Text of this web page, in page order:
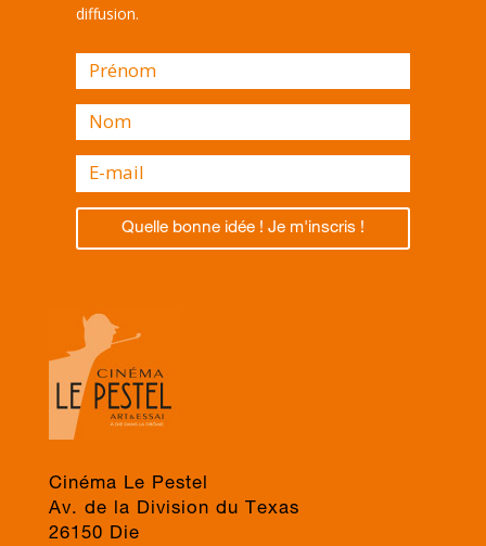
diffusion.
Quelle bonne idée ! Je m'inscris !
Cinéma Le Pestel
Av. de la Division du Texas
26150 Die